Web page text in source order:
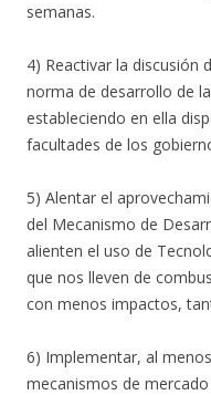
semanas.
4) Reactivar la discusión
norma de desarrollo de
estableciendo en ella
facultades de los
5) Alentar el
del Mecanismo de
alienten el uso de
que nos lleven de
con menos impactos,
6) Implementar, al
mecanismos de